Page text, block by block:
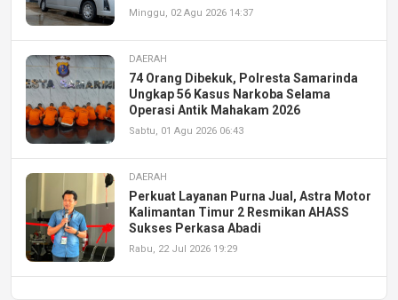
Minggu, 02 Agu 2026 14:37
DAERAH
74 Orang Dibekuk, Polresta Samarinda
Ungkap 56 Kasus Narkoba Selama
Operasi Antik Mahakam 2026
Sabtu, 01 Agu 2026 06:43
DAERAH
Perkuat Layanan Purna Jual, Astra Motor
Kalimantan Timur 2 Resmikan AHASS
Sukses Perkasa Abadi
Rabu, 22 Jul 2026 19:29